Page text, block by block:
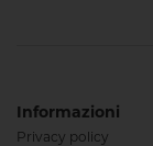
Informazioni
Privacy policy